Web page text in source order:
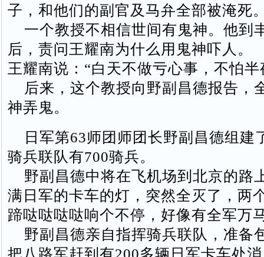
子，和他们的副官及马弁全部被淹死
一个教授不相信世间有鬼神。他到
后，责问王耀南为什么用鬼神吓人。
王耀南说：“白天不做亏心事，不怕半
后来，这个教授向野副昌德报告，
神弄鬼。
日军第63师团师团长野副昌德组建
骑兵联队有700骑兵。
野副昌德中将在飞机场到北京的路
满日军的卡车的灯，突然全灭了，两
蹄哒哒哒哒响个不停，好像有全军万
野副昌德亲自指挥骑兵联队，准备